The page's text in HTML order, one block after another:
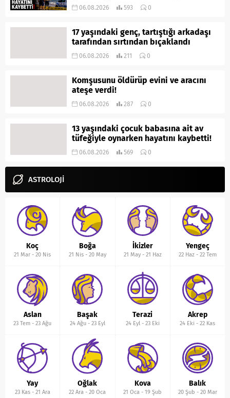
06.08.2026 593 0
17 yaşındaki genç, tartıştığı arkadaşı
tarafından sırtından bıçaklandı
06.08.2026 211 0
Komşusunu öldürüp evini ve aracını
ateşe verdi!
06.08.2026 287 0
13 yaşındaki çocuk babasına ait av
tüfeğiyle oynarken hayatını kaybetti!
06.08.2026 569 0
ASTROLOJİ
Koç
21 Mar -20 Nis
Boğa
21 Nis- 20 May
İkizler
21 May- 21 Haz
Yengeç
22 Haz- 22 Tem
Aslan
23 Tem -23 Ağu
Başak
24 Ağu- 23 Eyl
Terazi
24 Eyl - 23 Eki
Akrep
24 Eki -22 Kas
Yay
23 Kas- 21 Ara
Oğlak
22 Ara -20 Oca
Kova
21 Oca -19 Şub
Balık
20 Şub - 20 Mar